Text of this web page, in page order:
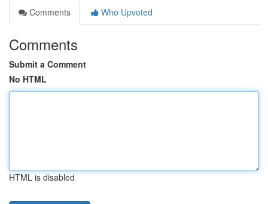
Comments
Who Upvoted
Comments
Submit a Comment
No HTML
HTML is disabled